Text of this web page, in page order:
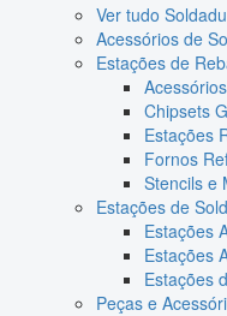
Ver tudo
Acessórios de
Estações de
Chipsets
Estações
Fornos
Stencils e
Estações de
Estações
Estações
Estações
Peças e